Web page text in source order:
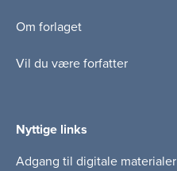
Om forlaget
Vil du være forfatter
Nyttige links
Adgang til digitale materialer